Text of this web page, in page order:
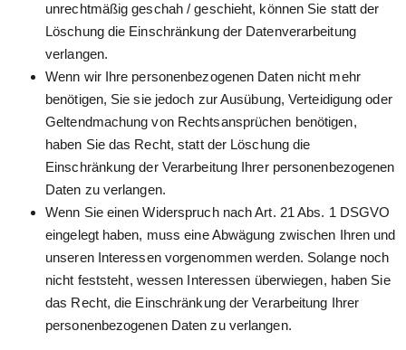
unrechtmäßig geschah / geschieht, können Sie statt der
Löschung die Einschränkung der Datenverarbeitung
verlangen.
Wenn wir Ihre personenbezogenen Daten nicht mehr
benötigen, Sie sie jedoch zur Ausübung, Verteidigung oder
Geltendmachung von Rechtsansprüchen benötigen,
haben Sie das Recht, statt der Löschung die
Einschränkung der Verarbeitung Ihrer personenbezogenen
Daten zu verlangen.
Wenn Sie einen Widerspruch nach Art. 21 Abs. 1 DSGVO
eingelegt haben, muss eine Abwägung zwischen Ihren und
unseren Interessen vorgenommen werden. Solange noch
nicht feststeht, wessen Interessen überwiegen, haben Sie
das Recht, die Einschränkung der Verarbeitung Ihrer
personenbezogenen Daten zu verlangen.